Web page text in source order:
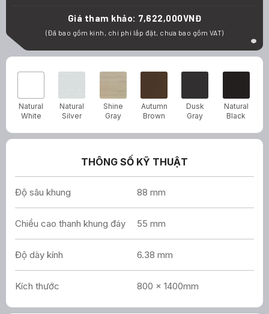
Giá tham khảo: 7,622,000VNĐ
(Đã bao gồm kính, chi phí lắp đặt, chưa bao gồm VAT)
Natural
White
Natural
Silver
Shine
Gray
Autumn
Brown
Dusk
Gray
Natural
Black
THÔNG SỐ KỸ THUẬT
Độ sâu khung 88 mm
Chiều cao thanh khung đáy 55 mm
Độ dày kính 6.38 mm
Kích thước 800 x 1400mm